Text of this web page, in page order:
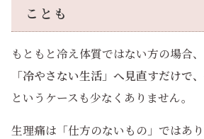
ことも
もともと冷え体質ではない方の場合、
「冷やさない生活」へ見直すだけで
というケースも少なくありません。
生理痛は「仕方のないもの」ではあり